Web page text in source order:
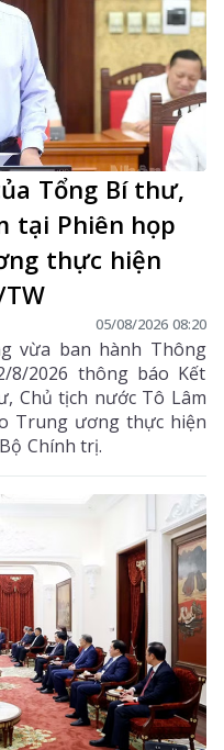
Tổng Bí thư,
tại Phiên họp
thực hiện
05/08/2026 08:20
vừa ban hành Thông
8/2026 thông báo Kết
Chủ tịch nước Tô Lâm
Trung ương thực hiện
Chính trị.